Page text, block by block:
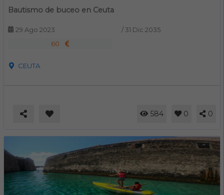
Bautismo de buceo en Ceuta
29 Ago 2023 / 31 Dic 2035
60
CEUTA
584 0 0